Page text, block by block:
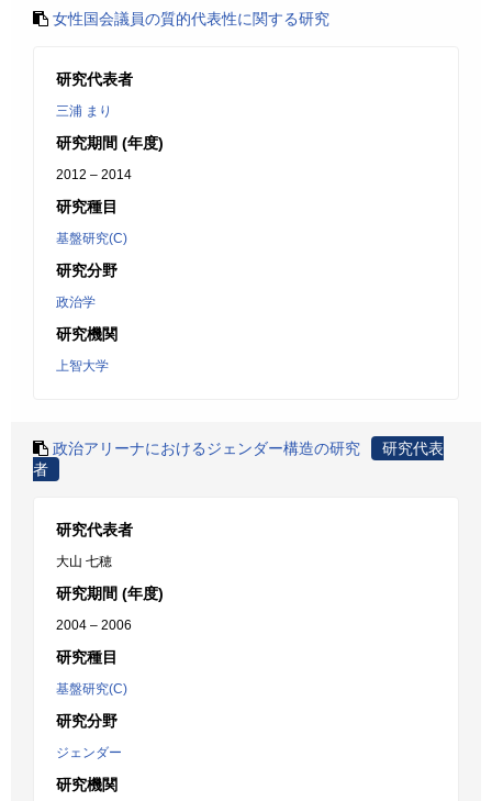
女性国会議員の質的代表性に関する研究
研究代表者
三浦 まり
研究期間 (年度)
2012 – 2014
研究種目
基盤研究(C)
研究分野
政治学
研究機関
上智大学
政治アリーナにおけるジェンダー構造の研究
研究代表
者
研究代表者
大山 七穂
研究期間 (年度)
2004 – 2006
研究種目
基盤研究(C)
研究分野
ジェンダー
研究機関